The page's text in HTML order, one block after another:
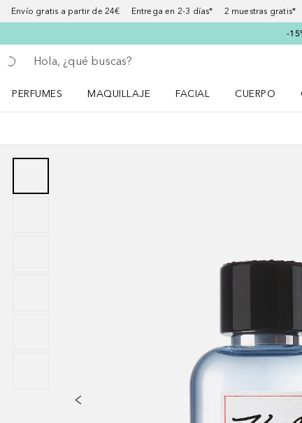
Envío gratis a partir de 24€ Entrega en 2-3 días* 2 muestras gratis*
-
Regresar
Ejecutar búsqueda
PERFUMES
MAQUILLAJE
FACIAL
CUERPO